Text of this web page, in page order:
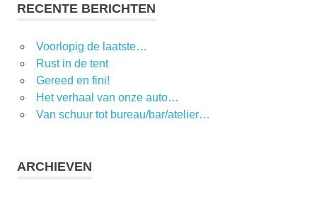
RECENTE BERICHTEN
Voorlopig de laatste…
Rust in de tent
Gereed en fini!
Het verhaal van onze auto…
Van schuur tot bureau/bar/atelier…
ARCHIEVEN